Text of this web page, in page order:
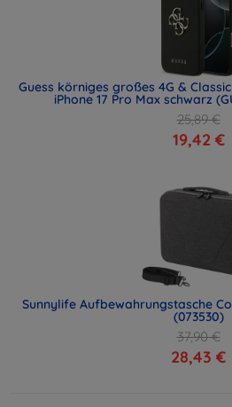
Guess körniges großes 4G &
iPhone 17 Pro Max schwarz
25,89 €
19,42 €
Sunnylife Aufbewahrungstasche
(073530)
37,90 €
28,43 €